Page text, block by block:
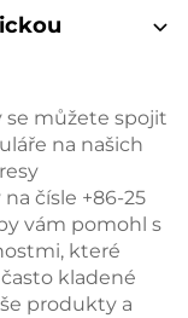
se můžete spojit
na našich
čísle +86-25
vám pomohl s
které
kladené
produkty a